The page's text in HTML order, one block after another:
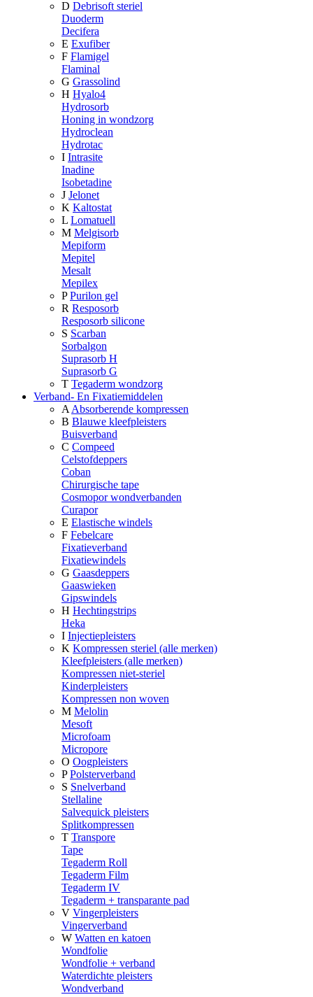
D Debrisoft steriel
Duoderm
Decifera
E Exufiber
F Flamigel
Flaminal
G Grassolind
H Hyalo4
Hydrosorb
Honing in wondzorg
Hydroclean
Hydrotac
I Intrasite
Inadine
Isobetadine
J Jelonet
K Kaltostat
L Lomatuell
M Melgisorb
Mepiform
Mepitel
Mesalt
Mepilex
P Purilon gel
R Resposorb
Resposorb silicone
S Scarban
Sorbalgon
Suprasorb H
Suprasorb G
T Tegaderm wondzorg
Verband- En Fixatiemiddelen
A Absorberende kompressen
B Blauwe kleefpleisters
Buisverband
C Compeed
Celstofdeppers
Coban
Chirurgische tape
Cosmopor wondverbanden
Curapor
E Elastische windels
F Febelcare
Fixatieverband
Fixatiewindels
G Gaasdeppers
Gaaswieken
Gipswindels
H Hechtingstrips
Heka
I Injectiepleisters
K Kompressen steriel (alle merken)
Kleefpleisters (alle merken)
Kompressen niet-steriel
Kinderpleisters
Kompressen non woven
M Melolin
Mesoft
Microfoam
Micropore
O Oogpleisters
P Polsterverband
S Snelverband
Stellaline
Salvequick pleisters
Splitkompressen
T Transpore
Tape
Tegaderm Roll
Tegaderm Film
Tegaderm IV
Tegaderm + transparante pad
V Vingerpleisters
Vingerverband
W Watten en katoen
Wondfolie
Wondfolie + verband
Waterdichte pleisters
Wondverband